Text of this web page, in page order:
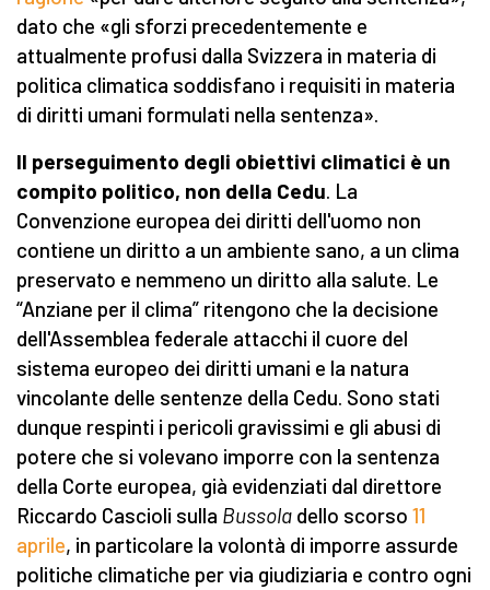
dato che «gli sforzi precedentemente e
attualmente profusi dalla Svizzera in materia di
politica climatica soddisfano i requisiti in materia
di diritti umani formulati nella sentenza».
Il perseguimento degli obiettivi climatici è un
compito politico, non della Cedu. La
Convenzione europea dei diritti dell'uomo non
contiene un diritto a un ambiente sano, a un clima
preservato e nemmeno un diritto alla salute. Le
“Anziane per il clima” ritengono che la decisione
dell'Assemblea federale attacchi il cuore del
sistema europeo dei diritti umani e la natura
vincolante delle sentenze della Cedu. Sono stati
dunque respinti i pericoli gravissimi e gli abusi di
potere che si volevano imporre con la sentenza
della Corte europea, già evidenziati dal direttore
Riccardo Cascioli sulla Bussola dello scorso 11
aprile, in particolare la volontà di imporre assurde
politiche climatiche per via giudiziaria e contro ogni